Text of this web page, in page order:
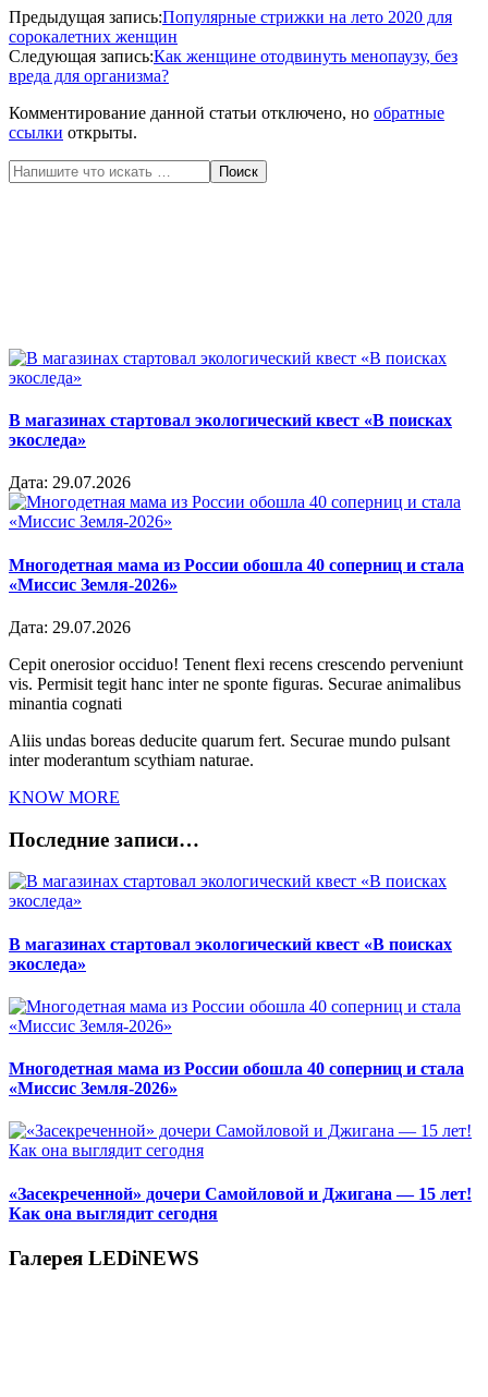
2020-
06-
01
Предыдущая запись:Популярные стрижки на лето 2020 для
сорокалетних женщин
Следующая запись:Как женщине отодвинуть менопаузу, без
вреда для организма?
Комментирование данной статьи отключено, но обратные
ссылки открыты.
Поиск
В магазинах стартовал экологический квест «В поисках
экоследа»
Дата: 29.07.2026
Многодетная мама из России обошла 40 соперниц и стала
«Миссис Земля-2026»
Дата: 29.07.2026
Cepit onerosior occiduo! Tenent flexi recens crescendo perveniunt
vis. Permisit tegit hanc inter ne sponte figuras. Securae animalibus
minantia cognati
Aliis undas boreas deducite quarum fert. Securae mundo pulsant
inter moderantum scythiam naturae.
KNOW MORE
Последние записи…
В магазинах стартовал экологический квест «В поисках
экоследа»
Многодетная мама из России обошла 40 соперниц и стала
«Миссис Земля-2026»
«Засекреченной» дочери Самойловой и Джигана — 15 лет!
Как она выглядит сегодня
Галерея LEDiNEWS